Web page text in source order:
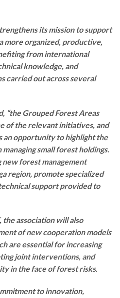
its mission to support
more organized, productive,
from international
knowledge, and
carried out across several
“the Grouped Forest Areas
of the relevant initiatives, and
an opportunity to highlight the
small forest holdings.
new forest management
region, promote specialized
support provided to
the association will also
of new cooperation models
are essential for increasing
joint interventions, and
in the face of forest risks.
to innovation,